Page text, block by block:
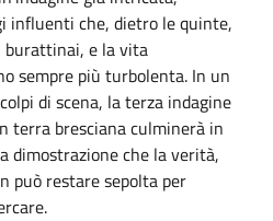
influenti che, dietro le quinte,
burattinai, e la vita
sempre più turbolenta. In un
di scena, la terza indagine
terra bresciana culminerà in
dimostrazione che la verità,
può restare sepolta per